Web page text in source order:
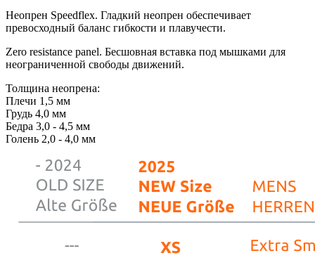
Неопрен Speedflex. Гладкий неопрен обеспечивает
превосходный баланс гибкости и плавучести.
Zero resistance panel. Бесшовная вставка под мышками для
неограниченной свободы движений.
Толщина неопрена:
Плечи 1,5 мм
Грудь 4,0 мм
Бедра 3,0 - 4,5 мм
Голень 2,0 - 4,0 мм